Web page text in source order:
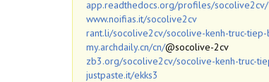
app.readthedocs.org/profiles/socolive2cv/
www.noifias.it/socolive2cv
rant.li/socolive2cv/socolive-kenh-truc-
my.archdaily.cn/cn/@socolive-2cv
zb3.org/socolive2cv/socolive-kenh-truc-
justpaste.it/ekks3